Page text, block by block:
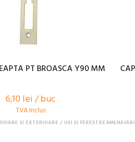
PT BROASCA Y90 MM
6,10 lei / buc
TVA Inclus
SI EXTERIOARE USI SI FERESTRE